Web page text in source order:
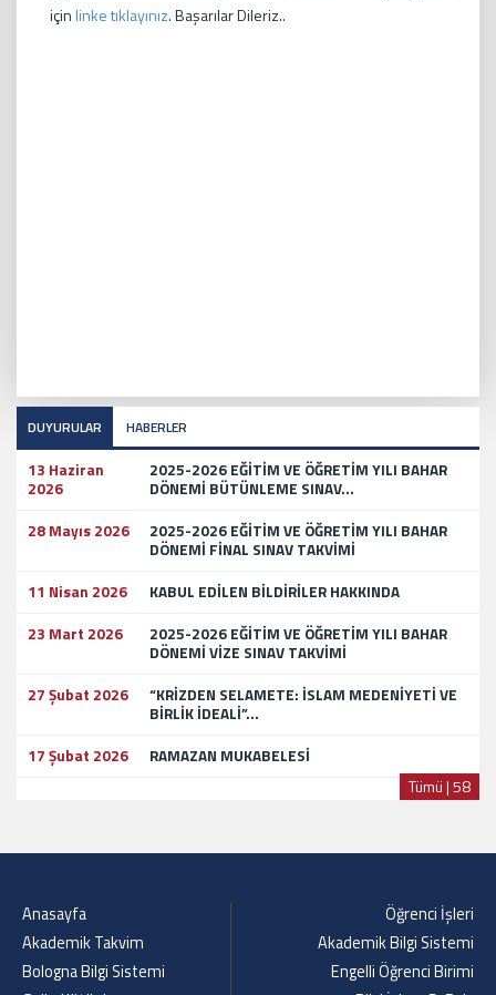
içinlinke tıklayınız.Başarılar Dileriz..
DUYURULAR HABERLER
13 Haziran
2026
2025-2026 EĞİTİM VE ÖĞRETİM YILI BAHAR
DÖNEMİ BÜTÜNLEME SINAV...
28 Mayıs 2026
2025-2026 EĞİTİM VE ÖĞRETİM YILI BAHAR
DÖNEMİ FİNAL SINAV TAKVİMİ
11 Nisan 2026
KABUL EDİLEN BİLDİRİLER HAKKINDA
23 Mart 2026
2025-2026 EĞİTİM VE ÖĞRETİM YILI BAHAR
DÖNEMİ VİZE SINAV TAKVİMİ
27 Şubat 2026
“KRİZDEN SELAMETE: İSLAM MEDENİYETİ VE
BİRLİK İDEALİ”...
17 Şubat 2026
RAMAZAN MUKABELESİ
Tümü | 58
Anasayfa
Akademik Takvim
Bologna Bilgi Sistemi
Öğrenci İşleri
Akademik Bilgi Sistemi
Engelli Öğrenci Birimi